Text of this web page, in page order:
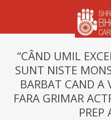
“CÂND UMIL
SUNT NISTE
BARBAT CAND A
FARA GRIMAR
PREP